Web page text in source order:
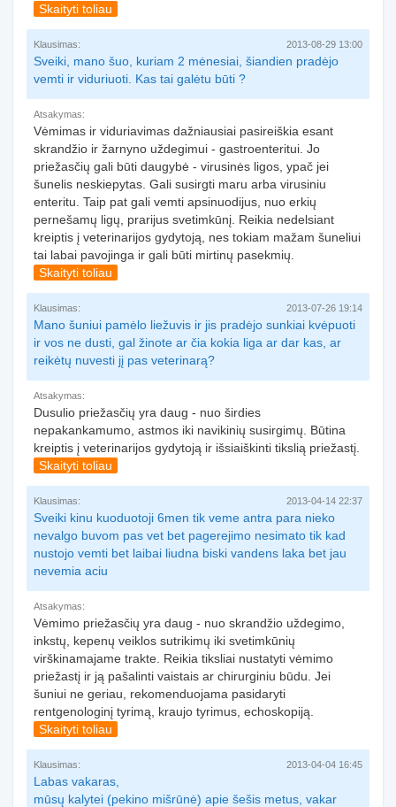
Skaityti toliau
Klausimas: 2013-08-29 13:00
Sveiki, mano šuo, kuriam 2 mėnesiai, šiandien pradėjo
vemti ir viduriuoti. Kas tai galėtu būti ?
Atsakymas:
Vėmimas ir viduriavimas dažniausiai pasireiškia esant
skrandžio ir žarnyno uždegimui - gastroenteritui. Jo
priežasčių gali būti daugybė - virusinės ligos, ypač jei
šunelis neskiepytas. Gali susirgti maru arba virusiniu
enteritu. Taip pat gali vemti apsinuodijus, nuo erkių
pernešamų ligų, prarijus svetimkūnį. Reikia nedelsiant
kreiptis į veterinarijos gydytoją, nes tokiam mažam šuneliui
tai labai pavojinga ir gali būti mirtinų pasekmių.
Skaityti toliau
Klausimas: 2013-07-26 19:14
Mano šuniui pamėlo liežuvis ir jis pradėjo sunkiai kvėpuoti
ir vos ne dusti, gal žinote ar čia kokia liga ar dar kas, ar
reikėtų nuvesti jį pas veterinarą?
Atsakymas:
Dusulio priežasčių yra daug - nuo širdies
nepakankamumo, astmos iki navikinių susirgimų. Būtina
kreiptis į veterinarijos gydytoją ir išsiaiškinti tikslią priežastį.
Skaityti toliau
Klausimas: 2013-04-14 22:37
Sveiki kinu kuoduotoji 6men tik veme antra para nieko
nevalgo buvom pas vet bet pagerejimo nesimato tik kad
nustojo vemti bet laibai liudna biski vandens laka bet jau
nevemia aciu
Atsakymas:
Vėmimo priežasčių yra daug - nuo skrandžio uždegimo,
inkstų, kepenų veiklos sutrikimų iki svetimkūnių
virškinamajame trakte. Reikia tiksliai nustatyti vėmimo
priežastį ir ją pašalinti vaistais ar chirurginiu būdu. Jei
šuniui ne geriau, rekomenduojama pasidaryti
rentgenologinį tyrimą, kraujo tyrimus, echoskopiją.
Skaityti toliau
Klausimas: 2013-04-04 16:45
Labas vakaras,
mūsų kalytei (pekino mišrūnė) apie šešis metus, vakar